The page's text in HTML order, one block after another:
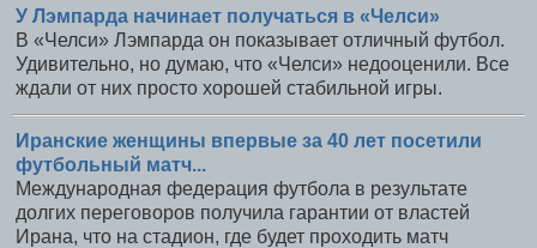
У Лэмпарда начинает получаться в «Челси»
В «Челси» Лэмпарда он показывает отличный футбол.
Удивительно, но думаю, что «Челси» недооценили. Все
ждали от них просто хорошей стабильной игры.
Иранские женщины впервые за 40 лет посетили
футбольный матч...
Международная федерация футбола в результате
долгих переговоров получила гарантии от властей
Ирана, что на стадион, где будет проходить матч